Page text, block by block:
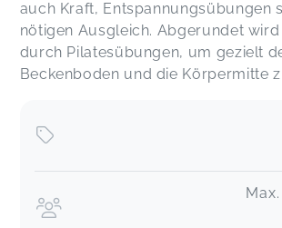
auch Kraft, Entspannungsübungen
nötigen Ausgleich. Abgerundet wird
durch Pilatesübungen, um gezielt
Beckenboden und die Körpermitte